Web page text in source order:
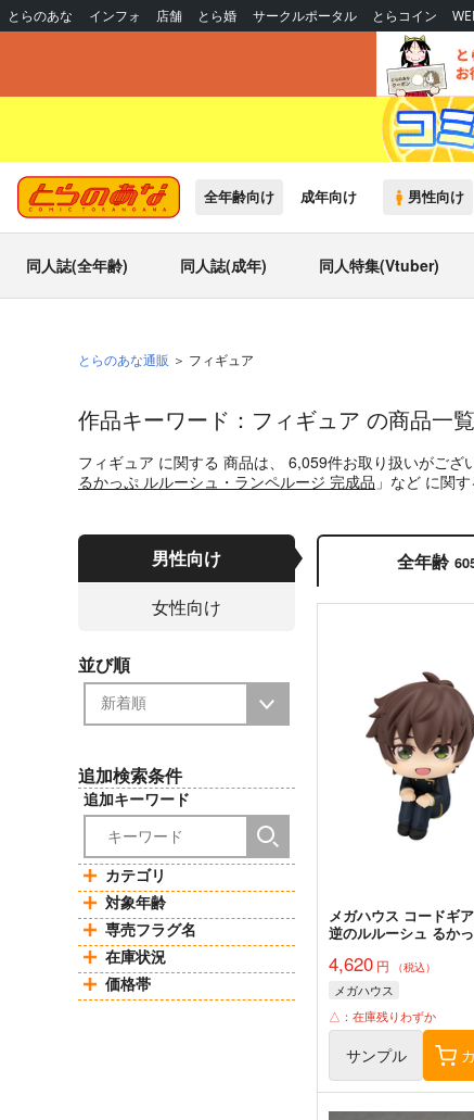
とらのあな インフォ 店舗 とら婚 サークルポータル とらコイン
全年齢向け 成年向け 男性向け
同人誌(全年齢) 同人誌(成年) 同人特集(Vtuber)
とらのあな通販 フィギュア
作品キーワード：フィギュア の商品一覧
フィギュア に関する 商品は、 6,059件お取り扱いがござ
るかっぷ ルルーシュ・ランペルージ 完成品 」 など に関
男性向け
女性向け
並び順
追加検索条件
追加キーワード
カテゴリ
対象年齢
専売フラグ名
在庫状況
価格帯
全年齢
メガハウス コードギ
逆のルルーシュ るか
4,620 円 （税込）
メガハウス
△：在庫残りわずか
サンプル